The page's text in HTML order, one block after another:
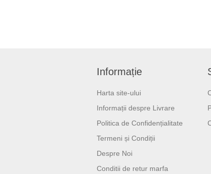
Informație
Harta site-ului
Informații despre Livrare
Politica de Confidențialitate
Termeni și Condiții
Despre Noi
Conditii de retur marfa